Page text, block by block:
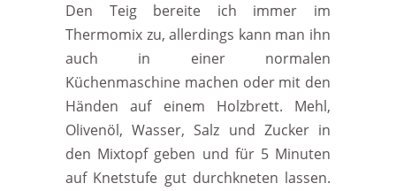
Den Teig bereite ich immer im
Thermomix zu, allerdings kann man ihn
auch in einer normalen
Küchenmaschine machen oder mit den
Händen auf einem Holzbrett. Mehl,
Olivenöl, Wasser, Salz und Zucker in
den Mixtopf geben und für 5 Minuten
auf Knetstufe gut durchkneten lassen.